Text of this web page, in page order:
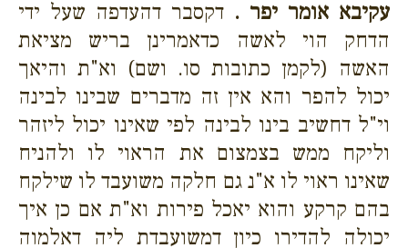
עקיבא אומר יפר . דקסבר דהעדפה שעל ידי
הדחק הוי לאשה כדאמרינן בריש מציאת
האשה (לקמן כתובות סו. ושם) וא"ת והיאך
יכול להפר והא אין זה מדברים שבינו לבינה
וי"ל דחשיב בינו לבינה לפי שאינו יכול ליזהר
וליקח ממש בצמצום את הראוי לו ולהניח
שאינו ראוי לו א"נ גם חלקה משועבד לו שילקח
בהם קרקע והוא יאכל פירות וא"ת אם כן איך
יכולה להדירו כיון דמשועבדת ליה דאלמוה